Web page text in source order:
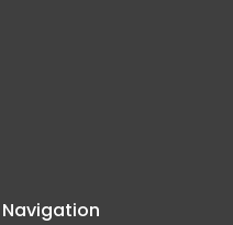
Navigation